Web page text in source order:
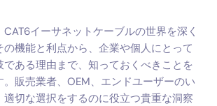
イーサネットケーブルの世界を深く
機能と利点から、企業や個人にとって
ある理由まで、知っておくべきことを
販売業者、OEM、エンドユーザーのい
切な選択をするのに役立つ貴重な洞察